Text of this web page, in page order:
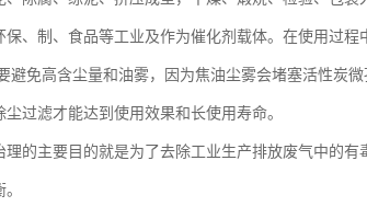
、制、食品等工业及作为催化剂载体。在使用过
避免高含尘量和油雾，因为焦油尘雾会堵塞活性炭
过滤才能达到使用效果和长使用寿命。
的主要目的就是为了去除工业生产排放废气中的